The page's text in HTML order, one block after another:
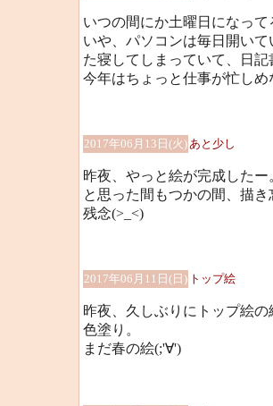
いつの間にか土曜日になって
いや、パソコンは毎日開い
た寝してしまっていて、日
今年はちょっと仕事が忙しめ
2017年06月13日(火)あと少し
昨夜、やっと絵が完成した
と思った間もつかの間、描
残念(>_<)
2017年06月11日(日) トップ絵
昨夜、久しぶりにトップ絵
色塗り。
まだ春の絵(;'∀')